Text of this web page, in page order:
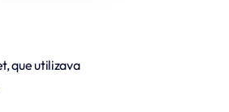
que utilizava